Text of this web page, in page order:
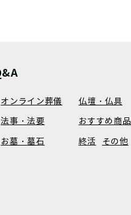
オンライン葬儀
仏壇・仏具
法事・法要
おすすめ商品
お墓・墓石 終活 その他